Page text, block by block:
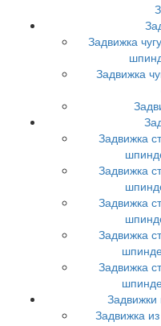
Задвижка
Задвижка
Задвижка
Задвижка
Задвижка
Задвижка
Задвижка
Задвижка